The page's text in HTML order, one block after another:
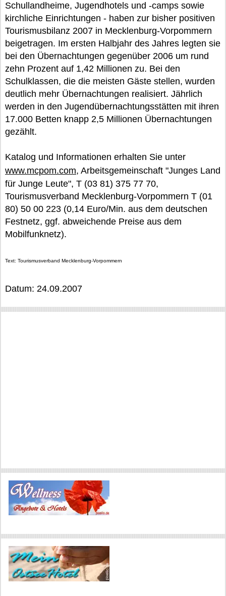
Schullandheime, Jugendhotels und -camps sowie
kirchliche Einrichtungen - haben zur bisher positiven
Tourismusbilanz 2007 in Mecklenburg-Vorpommern
beigetragen. Im ersten Halbjahr des Jahres legten sie
bei den Übernachtungen gegenüber 2006 um rund
zehn Prozent auf 1,42 Millionen zu. Bei den
Schulklassen, die die meisten Gäste stellen, wurden
deutlich mehr Übernachtungen realisiert. Jährlich
werden in den Jugendübernachtungsstätten mit ihren
17.000 Betten knapp 2,5 Millionen Übernachtungen
gezählt.
Katalog und Informationen erhalten Sie unter
www.mcpom.com, Arbeitsgemeinschaft "Junges Land
für Junge Leute", T (03 81) 375 77 70,
Tourismusverband Mecklenburg-Vorpommern T (01
80) 50 00 223 (0,14 Euro/Min. aus dem deutschen
Festnetz, ggf. abweichende Preise aus dem
Mobilfunknetz).
Text: Tourismusverband Mecklenburg-Vorpommern
Datum: 24.09.2007